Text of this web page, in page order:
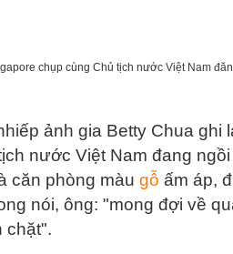
chụp cùng Chủ tịch nước Việt Nam
ảnh gia Betty Chua ghi
nước Việt Nam đang
căn phòng màu gỗ ấm áp,
nói, ông: "mong đợi về
chặt".